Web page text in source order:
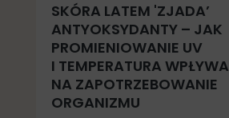
SKÓRA LATEM 'ZJADA’
ANTYOKSYDANTY – JAK
PROMIENIOWANIE UV
I TEMPERATURA
NA ZAPOTRZEBOWANIE
ORGANIZMU